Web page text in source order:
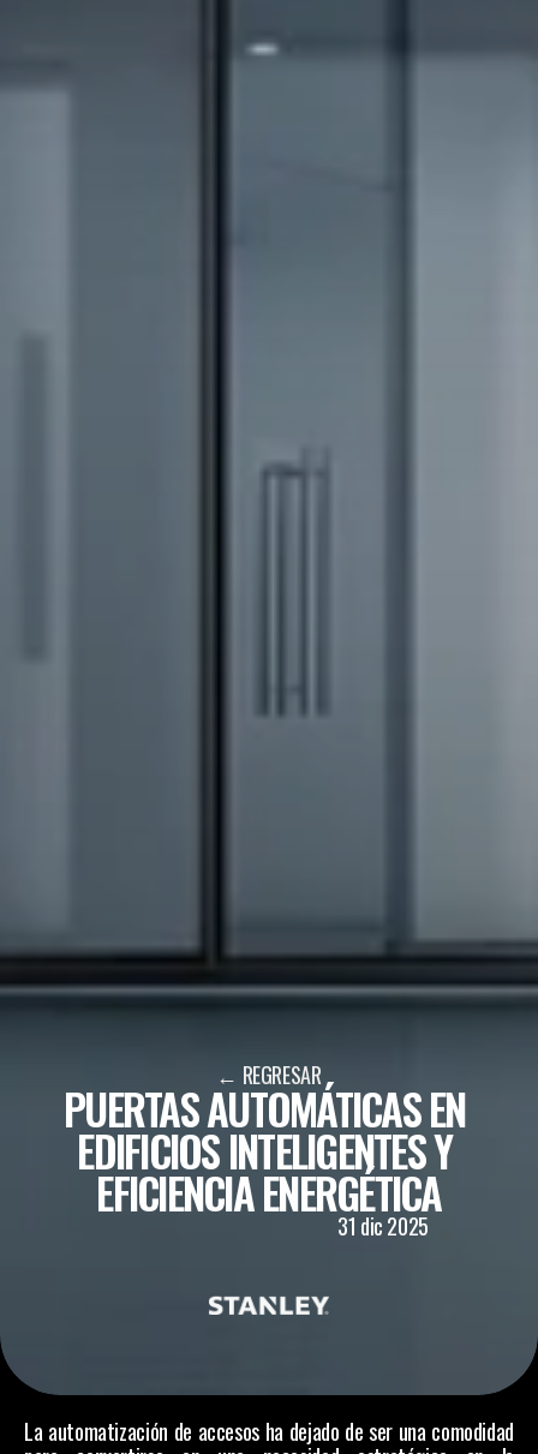
← REGRESAR
PUERTAS AUTOMÁTICAS EN
EDIFICIOS INTELIGENTES Y
EFICIENCIA ENERGÉTICA
31 dic 2025
La automatización de accesos ha dejado de ser una comodidad